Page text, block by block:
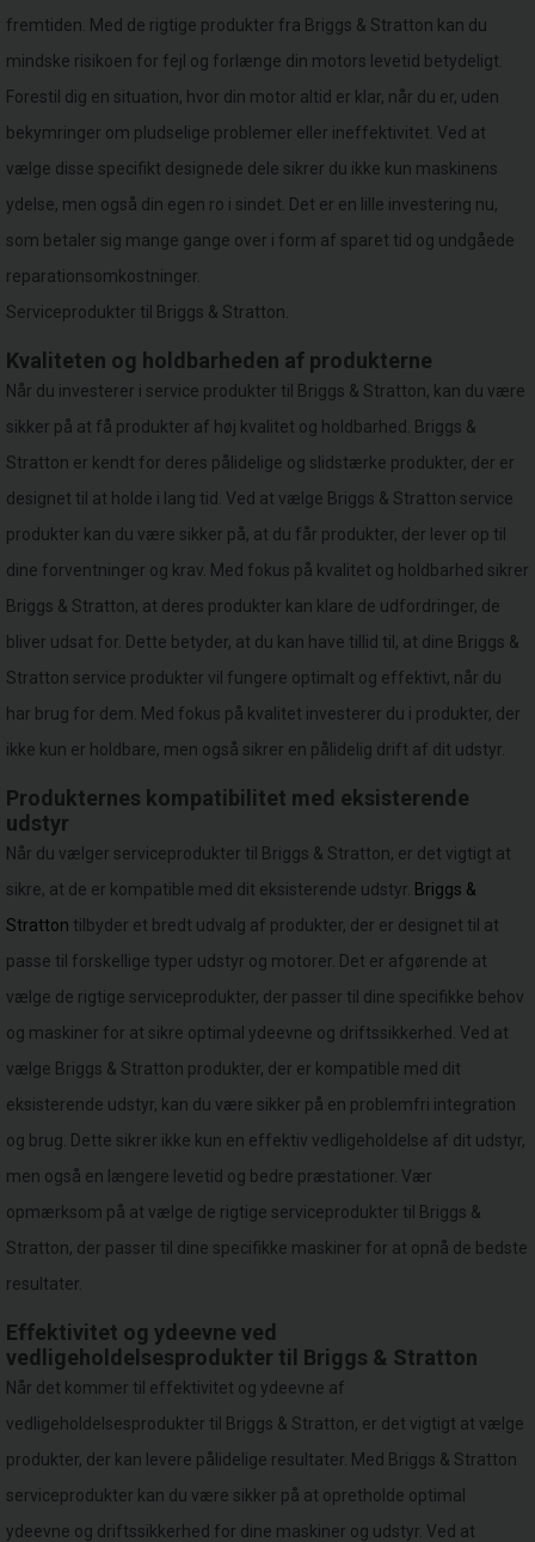
fremtiden. Med de rigtige produkter fra Briggs & Stratton kan du
mindske risikoen for fejl og forlænge din motors levetid betydeligt.
Forestil dig en situation, hvor din motor altid er klar, når du er, uden
bekymringer om pludselige problemer eller ineffektivitet. Ved at
vælge disse specifikt designede dele sikrer du ikke kun maskinens
ydelse, men også din egen ro i sindet. Det er en lille investering nu,
som betaler sig mange gange over i form af sparet tid og undgåede
reparationsomkostninger.
Serviceprodukter til Briggs & Stratton.
Kvaliteten og holdbarheden af produkterne
Når du investerer i service produkter til Briggs & Stratton, kan du være
sikker på at få produkter af høj kvalitet og holdbarhed. Briggs &
Stratton er kendt for deres pålidelige og slidstærke produkter, der er
designet til at holde i lang tid. Ved at vælge Briggs & Stratton service
produkter kan du være sikker på, at du får produkter, der lever op til
dine forventninger og krav. Med fokus på kvalitet og holdbarhed sikrer
Briggs & Stratton, at deres produkter kan klare de udfordringer, de
bliver udsat for. Dette betyder, at du kan have tillid til, at dine Briggs &
Stratton service produkter vil fungere optimalt og effektivt, når du
har brug for dem. Med fokus på kvalitet investerer du i produkter, der
ikke kun er holdbare, men også sikrer en pålidelig drift af dit udstyr.
Produkternes kompatibilitet med eksisterende
udstyr
Når du vælger serviceprodukter til Briggs & Stratton, er det vigtigt at
sikre, at de er kompatible med dit eksisterende udstyr. Briggs &
Stratton tilbyder et bredt udvalg af produkter, der er designet til at
passe til forskellige typer udstyr og motorer. Det er afgørende at
vælge de rigtige serviceprodukter, der passer til dine specifikke behov
og maskiner for at sikre optimal ydeevne og driftssikkerhed. Ved at
vælge Briggs & Stratton produkter, der er kompatible med dit
eksisterende udstyr, kan du være sikker på en problemfri integration
og brug. Dette sikrer ikke kun en effektiv vedligeholdelse af dit udstyr,
men også en længere levetid og bedre præstationer. Vær
opmærksom på at vælge de rigtige serviceprodukter til Briggs &
Stratton, der passer til dine specifikke maskiner for at opnå de bedste
resultater.
Effektivitet og ydeevne ved
vedligeholdelsesprodukter til Briggs & Stratton
Når det kommer til effektivitet og ydeevne af
vedligeholdelsesprodukter til Briggs & Stratton, er det vigtigt at vælge
produkter, der kan levere pålidelige resultater. Med Briggs & Stratton
serviceprodukter kan du være sikker på at opretholde optimal
ydeevne og driftssikkerhed for dine maskiner og udstyr. Ved at